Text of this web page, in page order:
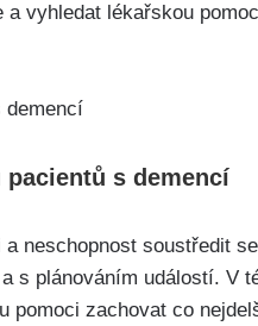
vyhledat lékařskou
s demencí
neschopnost soustředit
s plánováním událostí. V
pomoci zachovat co